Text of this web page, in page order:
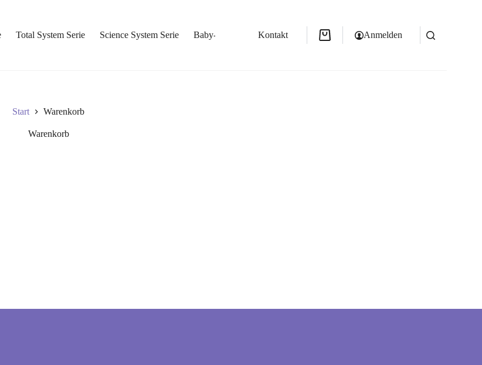
Total System Serie Science System Serie Baby- und Kinderprodukte
Kontakt Anmelden
Start Warenkorb
Warenkorb